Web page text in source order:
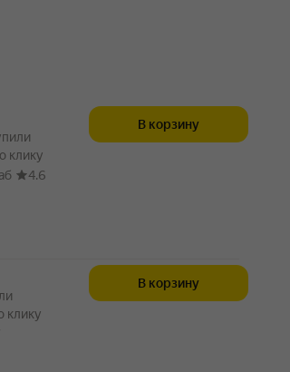
Пэй 1770 ₽ вместо
из 5
клику
4.6
В корзину
Пэй 1477 ₽ вместо
5
клику
В корзину